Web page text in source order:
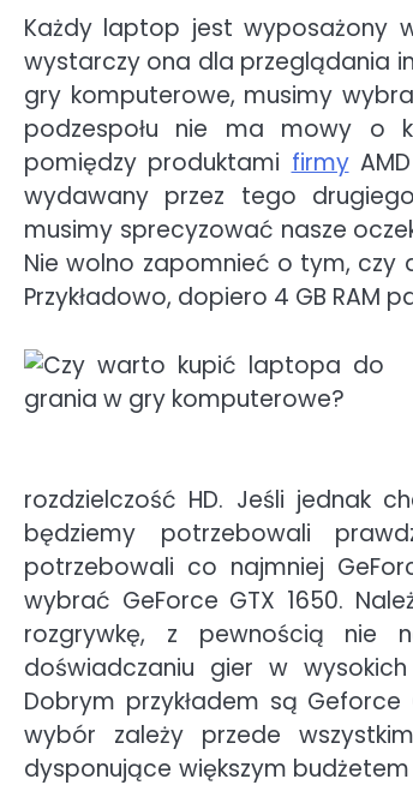
Każdy laptop jest wyposażony
wystarczy ona dla przeglądania
gry komputerowe, musimy
podzespołu nie ma mowy o
pomiędzy produktamifirmy
wydawany przez tego
musimy sprecyzować nasze
Nie wolno zapomnieć o tym, czy
Przykładowo, dopiero 4 GB RAM
rozdzielczość HD. Jeśli jednak
będziemy potrzebowali
potrzebowali co najmniej
wybrać GeForce GTX 1650.
rozgrywkę, z pewnością nie
doświadczaniu gier w
Dobrym przykładem są Geforce
wybór zależy przede
dysponujące większym